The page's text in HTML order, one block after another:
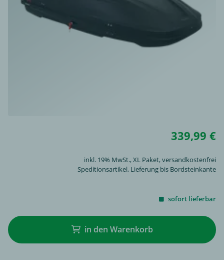
339,99 €
inkl. 19% MwSt.,XL Paket, versandkostenfrei
Speditionsartikel, Lieferung bis Bordsteinkante
sofort lieferbar
in den Warenkorb